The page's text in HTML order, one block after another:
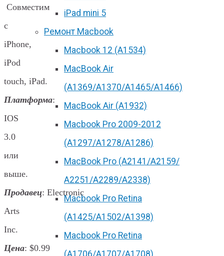
iPad mini 5
Ремонт Macbook
Macbook 12 (А1534)
MacBook Air
(A1369/A1370/A1465/A1466)
MacBook Air (A1932)
Macbook Pro 2009-2012
(A1297/A1278/A1286)
MacBook Pro (А2141/А2159/
А2251/A2289/A2338)
Macbook Pro Retina
(А1425/A1502/A1398)
Macbook Pro Retina
(А1706/A1707/A1708)
Совместим
с
iPhone,
iPod
touch, iPad.
Платформа:
IOS
3.0
или
выше.
Продавец: Electronic
Arts
Inc.
Цена: $0.99